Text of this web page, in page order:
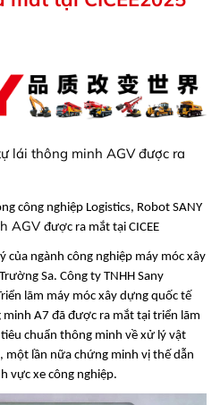
lái thông minh AGV được ra
công nghiệp Logistics, Robot SANY
AGV được ra mắt tại CICEE
của ngành công nghiệp máy móc xây
Sa. Công ty TNHH Sany
lãm máy móc xây dựng quốc tế
A7 đã được ra mắt tại triển lãm
chuẩn thông minh về xử lý vật
một lần nữa chứng minh vị thế dẫn
vực xe công nghiệp.